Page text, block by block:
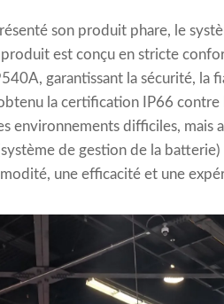
son produit phare, le
est conçu en stricte
garantissant la sécurité, la
la certification IP66 contre
environnements difficiles, mais
de gestion de la
une efficacité et une